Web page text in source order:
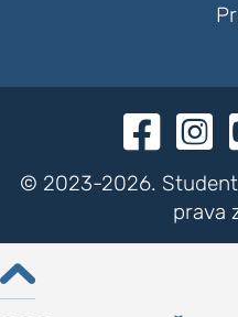
 
© 2023-2026.
prava
